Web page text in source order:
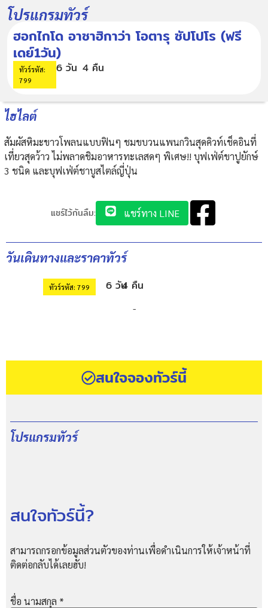
โปรแกรมทัวร์
ฮอกไกโด อาซาฮิกาว่า โอตารุ ซัปโปโร (ฟรี
เดย์1วัน)
ทัวร์รหัส:
799
6 วัน 4 คืน
ไฮไลต์
สัมผัสหิมะขาวโพลนแบบฟินๆ ชมขบวนแพนกวินสุดคิวท์เช็คอินที่
เที่ยวสุดว้าว ไม่พลาดชิมอาหารทะเลสดๆ พิเศษ!! บุฟเฟ่ต์ขาปูยักษ์
3 ชนิด และบุฟเฟ่ต์ชาบูสไตล์ญี่ปุ่น
แชร์ไว้กันลืม: แชร์ทาง LINE
วันเดินทางและราคาทัวร์
ทัวร์รหัส: 799 6 วัน4 คืน
-
สนใจจองทัวร์นี้
โปรแกรมทัวร์
สนใจทัวร์นี้?
สามารถกรอกข้อมูลส่วนตัวของท่านเพื่อดำเนินการให้เจ้าหน้าที่
ติดต่อกลับได้เลยฮับ!
ชื่อ นามสกุล *